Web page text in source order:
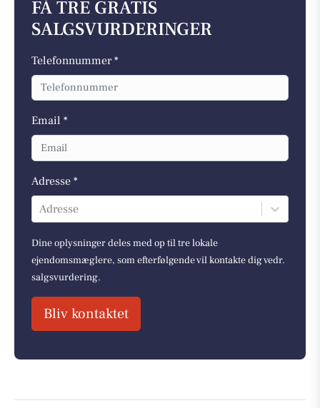
FÅ TRE GRATIS
SALGSVURDERINGER
Telefonnummer *
Email *
Adresse *
Adresse
Dine oplysninger deles med op til tre lokale
ejendomsmæglere, som efterfølgende vil kontakte dig vedr.
salgsvurdering.
Bliv kontaktet